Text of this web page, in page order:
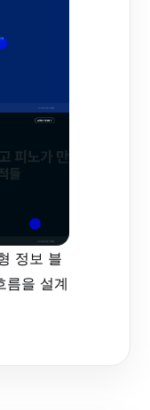
정보 블
름을 설계